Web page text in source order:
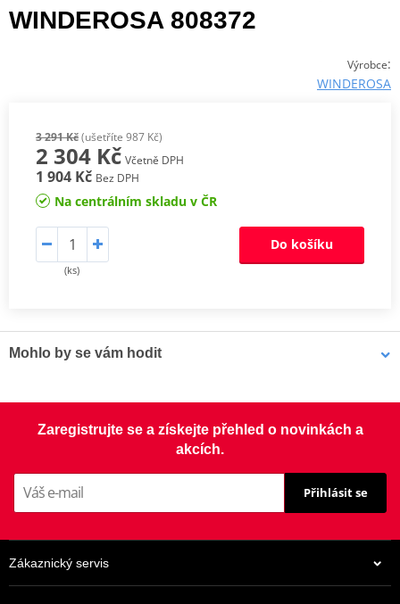
WINDEROSA 808372
Výrobce:
WINDEROSA
3 291 Kč(ušetříte 987 Kč)
2 304 Kč Včetně DPH
1 904 Kč Bez DPH
Na centrálním skladu v ČR
(ks)
Do košíku
Mohlo by se vám hodit
Zaregistrujte se a získejte přehled o novinkách a
akcích.
Přihlásit se
Zákaznický servis